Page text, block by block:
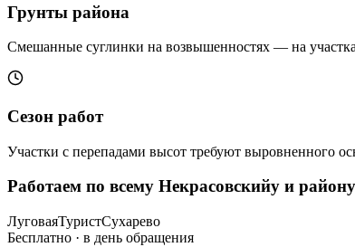
Грунты района
Смешанные суглинки на возвышенностях — на
Сезон работ
Участки с перепадами высот требуют выровненного
Работаем по всему Некрасовскийу и району
ЛуговаяТуристСухарево
Бесплатно · в день обращения